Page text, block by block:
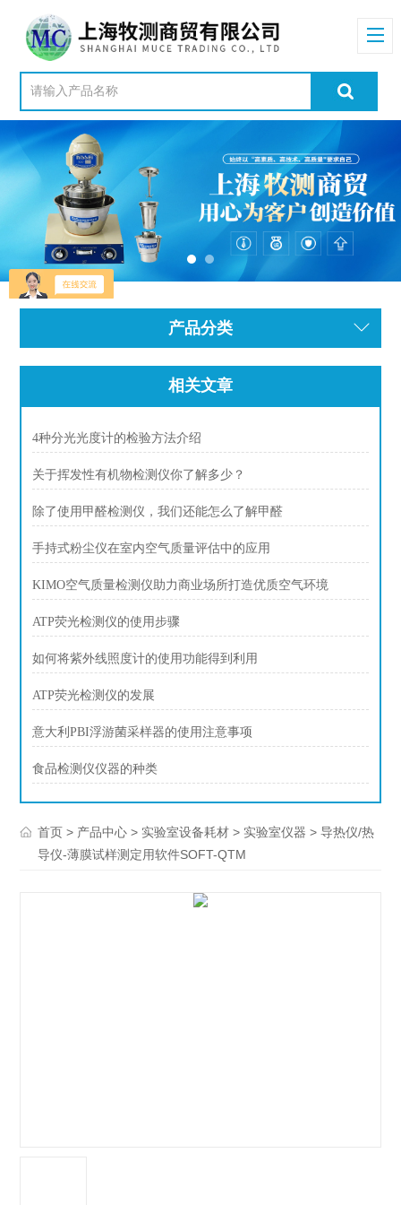
产品分类
相关文章
4种分光光度计的检验方法介绍
关于挥发性有机物检测仪你了解多少？
除了使用甲醛检测仪，我们还能怎么了解甲醛
手持式粉尘仪在室内空气质量评估中的应用
KIMO空气质量检测仪助力商业场所打造优质空气环境
ATP荧光检测仪的使用步骤
如何将紫外线照度计的使用功能得到利用
ATP荧光检测仪的发展
意大利PBI浮游菌采样器的使用注意事项
食品检测仪仪器的种类
首页 > 产品中心 > 实验室设备耗材 > 实验室仪器 > 导热仪/热
导仪-薄膜试样测定用软件SOFT-QTM